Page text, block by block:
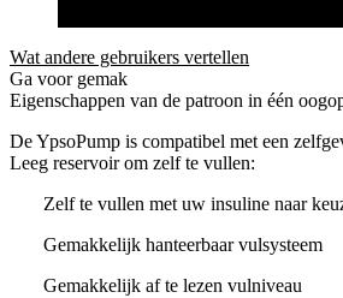
Wat andere gebruikers vertellen
Ga voor gemak
Eigenschappen van de patroon in één
De YpsoPump is compatibel met een
Leeg reservoir om zelf te vullen:
Zelf te vullen met uw insuline naar
Gemakkelijk hanteerbaar vulsysteem
Gemakkelijk af te lezen vulniveau